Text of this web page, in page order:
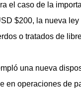
el caso de la
$200, la nueva
o tratados de
una nueva
en operaciones de